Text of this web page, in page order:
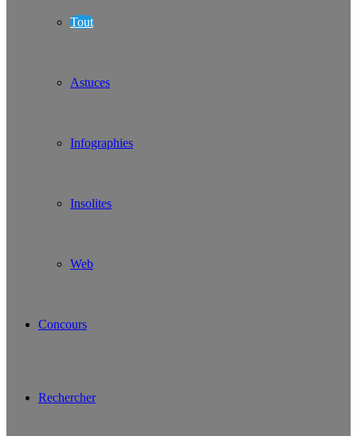
Tout
Astuces
Infographies
Insolites
Web
Concours
Rechercher